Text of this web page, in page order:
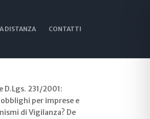
DISTANZA CONTATTI
D.Lgs. 231/2001:
per imprese e
di Vigilanza? De